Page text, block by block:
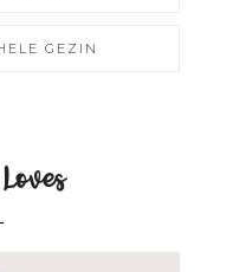
GEZIN